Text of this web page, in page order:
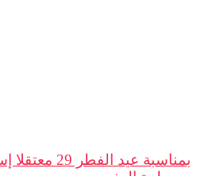
بمناسبة عيد